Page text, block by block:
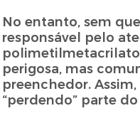
No entanto, sem
responsável pelo
perigosa, mas
preenchedor.
“perdendo” parte